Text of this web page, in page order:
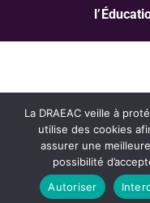
La DRAEAC veille à
utilise des cookies
assurer une
possibilité
Autoriser